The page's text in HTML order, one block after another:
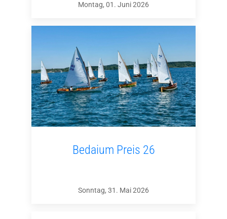
Montag, 01. Juni 2026
Bedaium Preis 26
Sonntag, 31. Mai 2026